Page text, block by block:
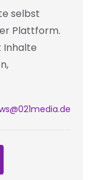
selbst
Plattform.
Inhalte